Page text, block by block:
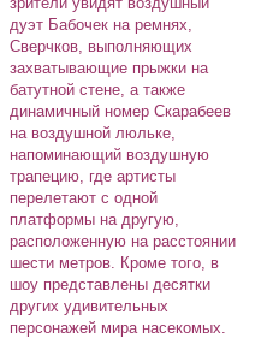
дуэт Бабочек на ремнях,
Сверчков, выполняющих
захватывающие прыжки на
батутной стене, а также
динамичный номер Скарабеев
на воздушной люльке,
напоминающий воздушную
трапецию, где артисты
перелетают с одной
платформы на другую,
расположенную на расстоянии
шести метров. Кроме того, в
шоу представлены десятки
других удивительных
персонажей мира насекомых.